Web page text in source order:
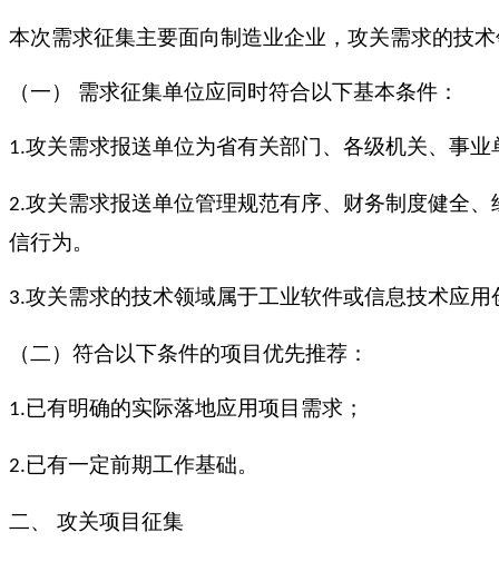
本次需求征集主要面向制造业企业，攻关需求的技
（一） 需求征集单位应同时符合以下基本条件：
1.攻关需求报送单位为省有关部门、各级机关、事
2.攻关需求报送单位管理规范有序、财务制度健全
信行为。
3.攻关需求的技术领域属于工业软件或信息技术应用
（二）符合以下条件的项目优先推荐：
1.已有明确的实际落地应用项目需求；
2.已有一定前期工作基础。
二、 攻关项目征集